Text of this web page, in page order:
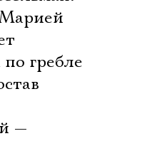
Марией
гребле
—